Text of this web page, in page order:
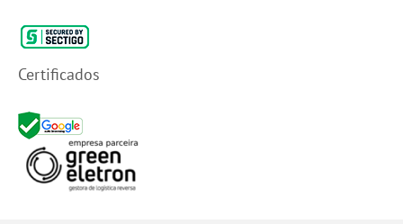
Certificados